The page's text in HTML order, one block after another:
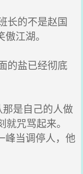
长的不是赵国
江湖。
的盐已经彻底
是自己的人做
咒骂起来。
峰当调停人，他